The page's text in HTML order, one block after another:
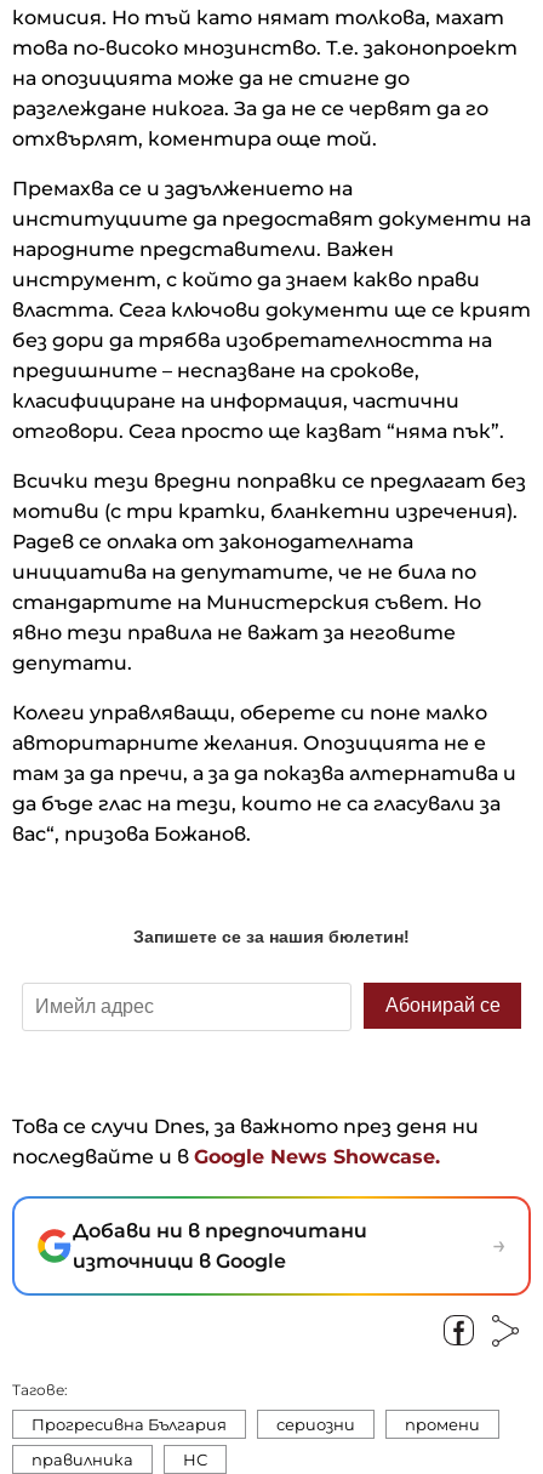
комисия. Но тъй като нямат толкова, махат
това по-високо мнозинство. Т.е. законопроект
на опозицията може да не стигне до
разглеждане никога. За да не се червят да го
отхвърлят, коментира още той.
Премахва се и задължението на
институциите да предоставят документи на
народните представители. Важен
инструмент, с който да знаем какво прави
властта. Сега ключови документи ще се крият
без дори да трябва изобретателността на
предишните – неспазване на срокове,
класифициране на информация, частични
отговори. Сега просто ще казват “няма пък”.
Всички тези вредни поправки се предлагат без
мотиви (с три кратки, бланкетни изречения).
Радев се оплака от законодателната
инициатива на депутатите, че не била по
стандартите на Министерския съвет. Но
явно тези правила не важат за неговите
депутати.
Колеги управляващи, оберете си поне малко
авторитарните желания. Опозицията не е
там за да пречи, а за да показва алтернатива и
да бъде глас на тези, които не са гласували за
вас“, призова Божанов.
Това се случи Dnes, за важното през деня ни
последвайте и в Google News Showcase.
Добави ни в предпочитани
източници в Google
→
Тагове:
Прогресивна България сериозни
промени
правилника
НС